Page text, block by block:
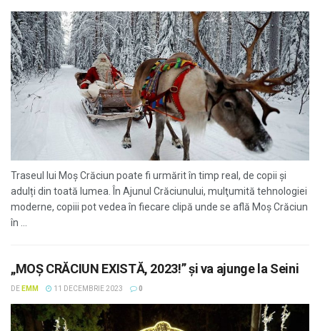
Traseul lui Moș Crăciun poate fi urmărit în timp real, de copii și
adulți din toată lumea. În Ajunul Crăciunului, mulţumită tehnologiei
moderne, copiii pot vedea în fiecare clipă unde se află Moş Crăciun
în ...
„MOȘ CRĂCIUN EXISTĂ, 2023!” şi va ajunge la Seini
DE EMM 11 DECEMBRIE 2023 0